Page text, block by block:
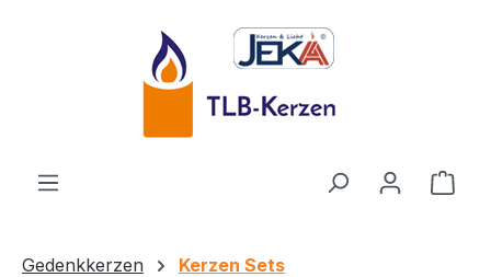
Zum Hauptinhalt springen
Gedenkkerzen Kerzen Sets